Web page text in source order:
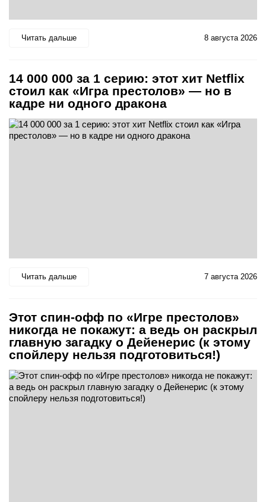
Читать дальше 8 августа 2026
14 000 000 за 1 серию: этот хит Netflix
стоил как «Игра престолов» — но в
кадре ни одного дракона
Читать дальше 7 августа 2026
Этот спин-офф по «Игре престолов»
никогда не покажут: а ведь он раскрыл
главную загадку о Дейенерис (к этому
спойлеру нельзя подготовиться!)